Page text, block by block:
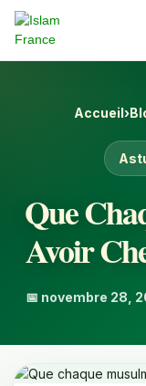
Accueil›
Que
Avoir
📅 novembre 28,